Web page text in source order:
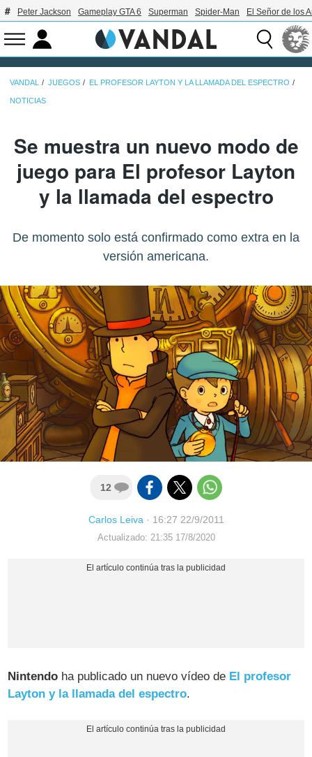
Peter Jackson Gameplay GTA 6 Superman Spider-Man El Señor de los
VANDAL JUEGOS EL PROFESOR LAYTON Y LA LLAMADA DEL ESPECTRO
NOTICIAS
Se muestra un nuevo modo de
juego para El profesor Layton
y la llamada del espectro
De momento solo está confirmado como extra en la
versión americana.
12
Carlos Leiva· 16:27 22/9/2011
Actualizado: 21:35 17/8/2020
Nintendo ha publicado un nuevo vídeo de El profesor
Layton y la llamada del espectro.